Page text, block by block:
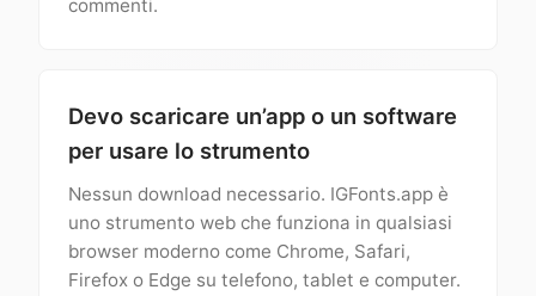
commenti.
Devo scaricare un’app o un software
per usare lo strumento
Nessun download necessario. IGFonts.app è
uno strumento web che funziona in qualsiasi
browser moderno come Chrome, Safari,
Firefox o Edge su telefono, tablet e computer.